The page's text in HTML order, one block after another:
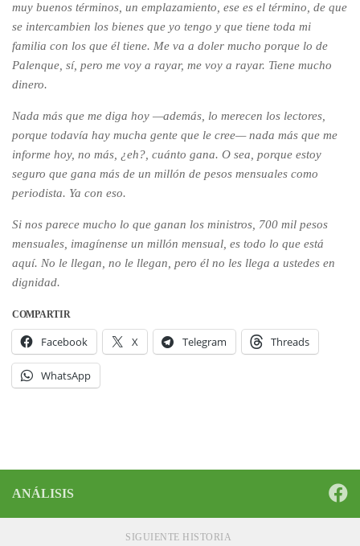
muy buenos términos, un emplazamiento, ese es el término, de que
se intercambien los bienes que yo tengo y que tiene toda mi
familia con los que él tiene. Me va a doler mucho porque lo de
Palenque, sí, pero me voy a rayar, me voy a rayar. Tiene mucho
dinero.
Nada más que me diga hoy —además, lo merecen los lectores,
porque todavía hay mucha gente que le cree— nada más que me
informe hoy, no más, ¿eh?, cuánto gana. O sea, porque estoy
seguro que gana más de un millón de pesos mensuales como
periodista. Ya con eso.
Si nos parece mucho lo que ganan los ministros, 700 mil pesos
mensuales, imagínense un millón mensual, es todo lo que está
aquí. No le llegan, no le llegan, pero él no les llega a ustedes en
dignidad.
COMPARTIR
Facebook X Telegram Threads
WhatsApp
ANÁLISIS
SIGUIENTE HISTORIA